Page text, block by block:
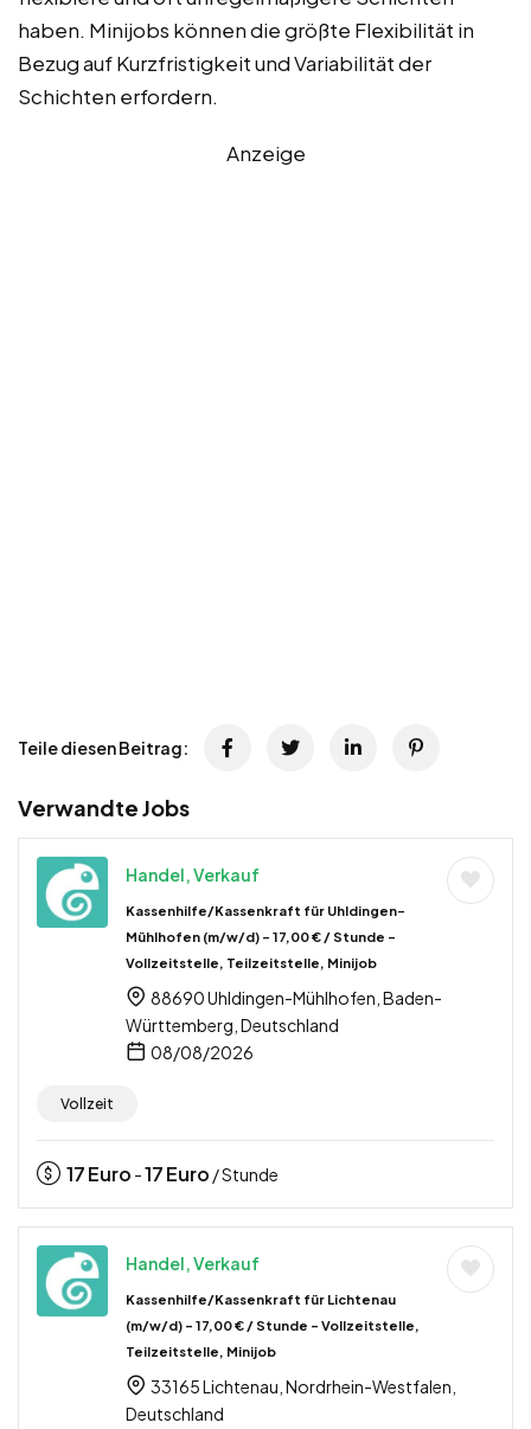
haben. Minijobs können die größte Flexibilität in
Bezug auf Kurzfristigkeit und Variabilität der
Schichten erfordern.
Anzeige
Teile diesen Beitrag:
Verwandte Jobs
Handel, Verkauf
Kassenhilfe/Kassenkraft für Uhldingen-
Mühlhofen (m/w/d) – 17,00 € / Stunde –
Vollzeitstelle, Teilzeitstelle, Minijob
88690 Uhldingen-Mühlhofen, Baden-
Württemberg, Deutschland
08/08/2026
Vollzeit
17Euro -17Euro / Stunde
Handel, Verkauf
Kassenhilfe/Kassenkraft für Lichtenau
(m/w/d) – 17,00 € / Stunde – Vollzeitstelle,
Teilzeitstelle, Minijob
33165 Lichtenau, Nordrhein-Westfalen,
Deutschland